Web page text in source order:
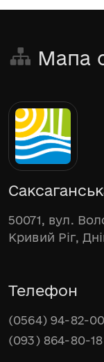
Мапа
50071, вул.
Кривий Ріг,
Телефон
(0564) 94-82-00
(093) 864-80-18